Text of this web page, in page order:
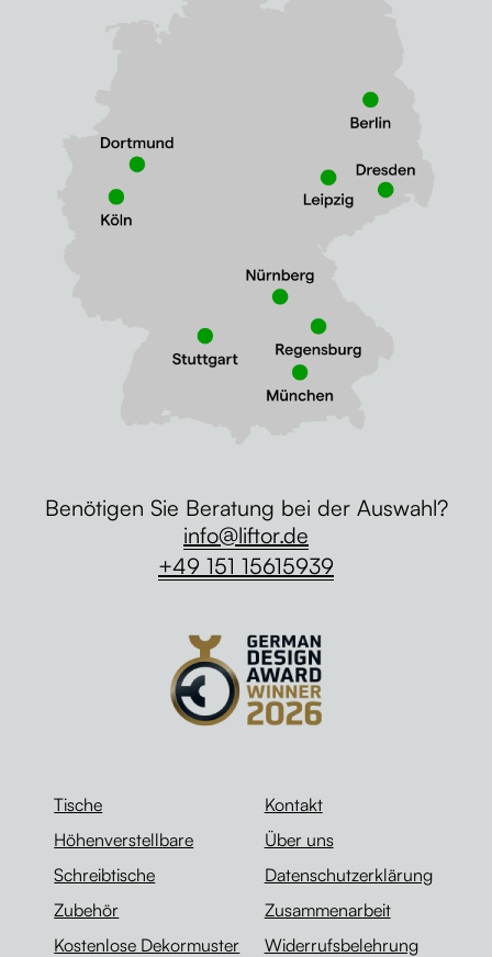
Tische
Höhenverstellbare
Schreibtische
Zubehör
Kostenlose Dekormuster
Kontakt
Über uns
Datenschutzerklärung
Zusammenarbeit
Widerrufsbelehrung
Benötigen Sie Beratung bei der Auswahl?
info@liftor.de
+49 151 15615939